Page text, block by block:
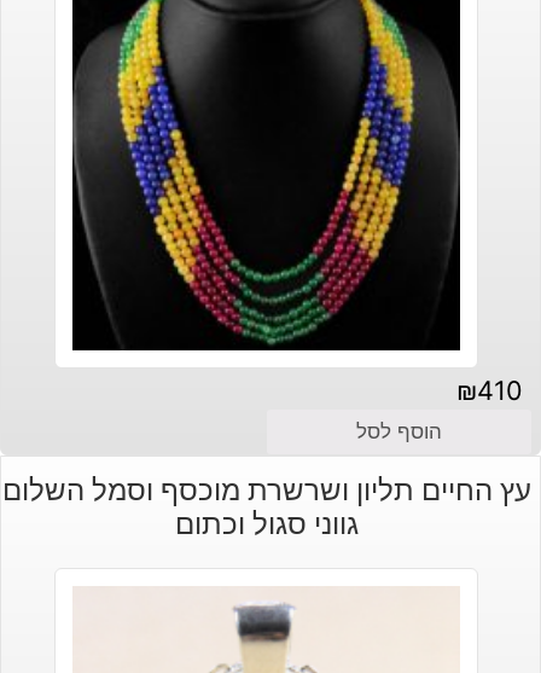
₪410
הוסף לסל
עץ החיים תליון ושרשרת מוכסף וסמל השלום
גווני סגול וכתום